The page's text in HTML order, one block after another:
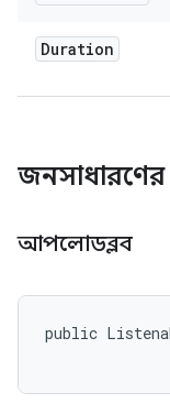
Duration
জনসাধারণের
আপলোডব্লব
public